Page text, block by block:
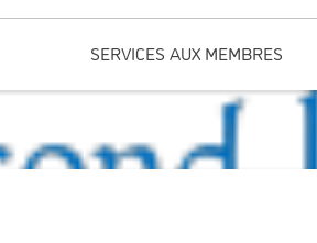
SERVICES AUX MEMBRES